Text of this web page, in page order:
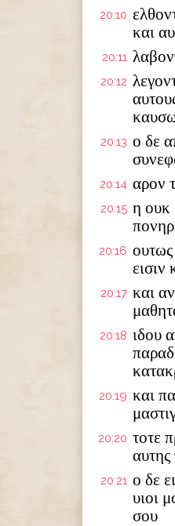
20:10
και
20:11
20:12
20:13 ο δε
20:14 αρον
20:15 η ουκ
20:16 ουτως
εισιν
20:17 και
20:18 ιδου
20:19 και
20:20 τοτε
20:21 ο δε
υιοι
σου